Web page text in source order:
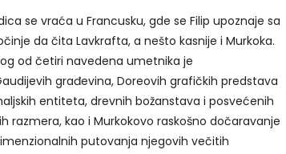
se vraća u Francusku, gde se Filip upoznaje sa
da čita Lavkrafta, a nešto kasnije i Murkoka.
od četiri navedena umetnika je
građevina, Doreovih grafičkih predstava
entiteta, drevnih božanstava i posvećenih
razmera, kao i Murkokovo raskošno dočaravanje
putovanja njegovih večitih